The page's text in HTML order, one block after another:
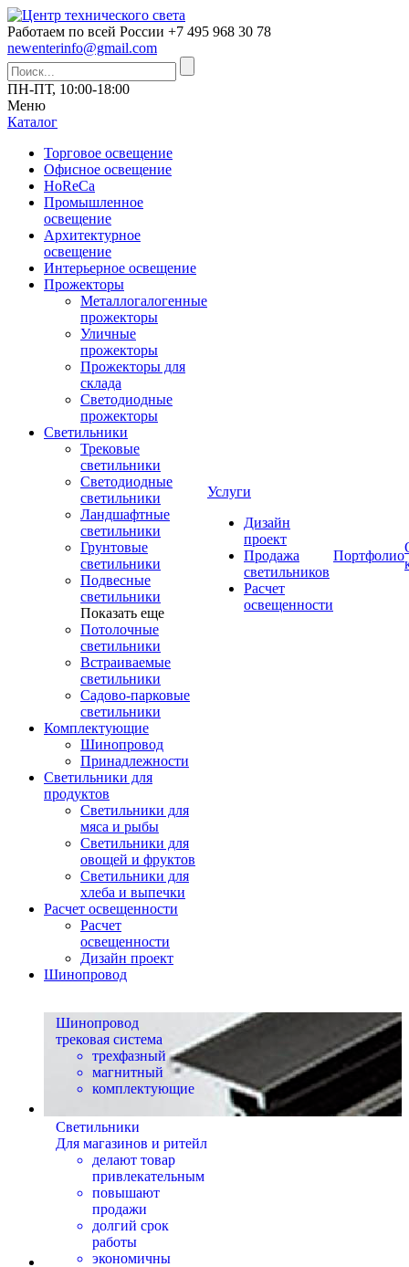
Работаем по всей России +7 495 968 30 78
newenterinfo@gmail.com
ПН-ПТ, 10:00-18:00
Меню
Каталог
Торговое освещение
Офисное освещение
HoReCa
Промышленное
освещение
Архитектурное
освещение
Интерьерное освещение
Прожекторы
Металлогалогенные
прожекторы
Уличные
прожекторы
Прожекторы для
склада
Светодиодные
прожекторы
Светильники
Трековые
светильники
Светодиодные
светильники
Ландшафтные
светильники
Грунтовые
светильники
Подвесные
светильники
Показать еще
Потолочные
светильники
Встраиваемые
светильники
Садово-парковые
светильники
Комплектующие
Шинопровод
Принадлежности
Светильники для
продуктов
Светильники для
мяса и рыбы
Светильники для
овощей и фруктов
Светильники для
хлеба и выпечки
Расчет освещенности
Расчет
освещенности
Дизайн проект
Шинопровод
Услуги
Дизайн
проект
Продажа
светильников
Расчет
освещенности
Портфолио
Шинопровод
трековая система
трехфазный
магнитный
комплектующие
Светильники
Для магазинов и ритейл
делают товар
привлекательным
повышают
продажи
долгий срок
работы
экономичны